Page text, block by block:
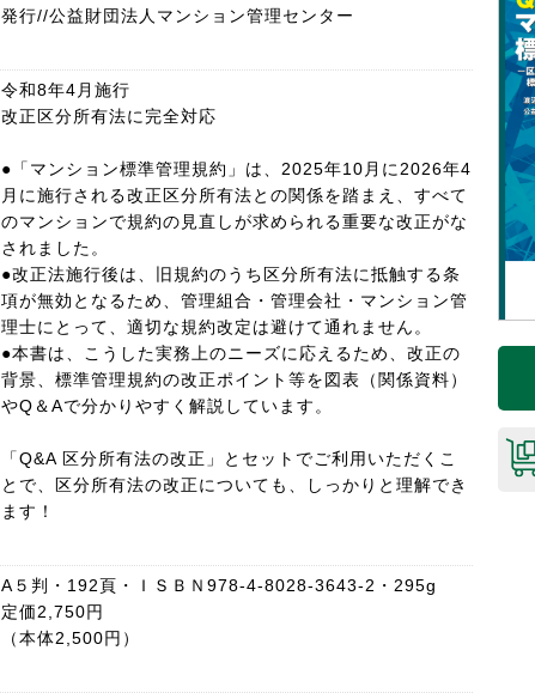
発行//公益財団法人マンション管理センター
令和8年4月施行
改正区分所有法に完全対応
●「マンション標準管理規約」は、2025年10月に2026年4
月に施行される改正区分所有法との関係を踏まえ、すべて
のマンションで規約の見直しが求められる重要な改正がな
されました。
●改正法施行後は、旧規約のうち区分所有法に抵触する条
項が無効となるため、管理組合・管理会社・マンション管
理士にとって、適切な規約改定は避けて通れません。
●本書は、こうした実務上のニーズに応えるため、改正の
背景、標準管理規約の改正ポイント等を図表（関係資料）
やQ＆Aで分かりやすく解説しています。
「Q&A 区分所有法の改正」とセットでご利用いただくこ
とで、区分所有法の改正についても、しっかりと理解でき
ます！
A５判・192頁・ＩＳＢＮ978-4-8028-3643-2・295g
定価2,750円
（本体2,500円）